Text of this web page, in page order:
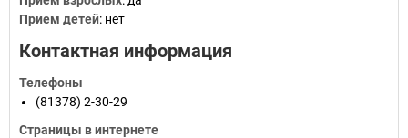
Прием детей: нет
Контактная информация
Телефоны
(81378) 2-30-29
Страницы в интернете